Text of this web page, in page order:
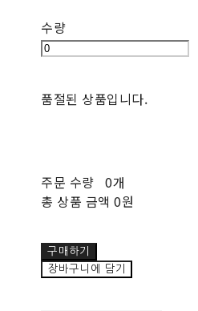
수량
품절된 상품입니다.
주문 수량 0개
총 상품 금액 0원
구매하기
장바구니에 담기